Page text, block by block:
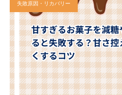
失敗原因・リカバリー